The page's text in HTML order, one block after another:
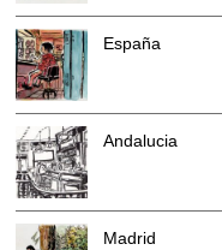
España
Andalucia
Madrid